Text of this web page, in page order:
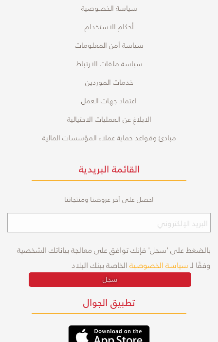
سياسة الخصوصية
أحكام الاستخدام
سياسة أمن المعلومات
سياسة ملفات الارتباط
خدمات الموردين
اعتماد جهات العمل
الابلاغ عن العمليات الاحتيالية
مبادئ وقواعد حماية عملاء المؤسسات المالية
القائمة البريدية
احصل على آخر عروضنا ومنتجاتنا
بالضغط على 'سجل' فإنك توافق على معالجة بياناتك الشخصية
وفقًا لـسياسة الخصوصيةالخاصة ببنك البلاد
سجل
تطبيق الجوال